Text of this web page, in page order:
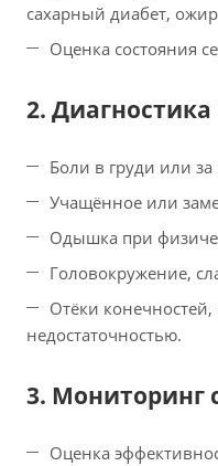
сахарный диабет,
Оценка состояния
2.
Боли в груди или
Учащённое или
Одышка при
Головокружение,
Отёки
недостаточностью.
3. Мониторинг
Оценка